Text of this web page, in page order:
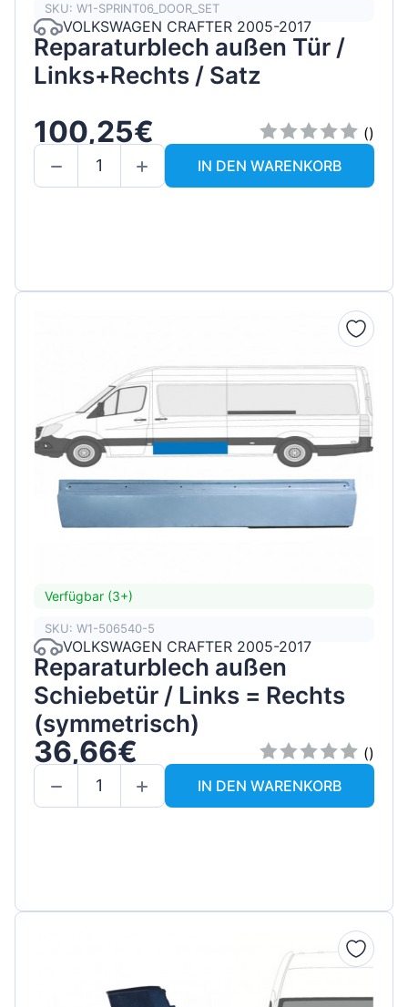
SKU: W1-SPRINT06_DOOR_SET
VOLKSWAGEN CRAFTER 2005-2017
Reparaturblech außen Tür /
Links+Rechts / Satz
100,25€
()
IN DEN WARENKORB
Verfügbar (3+)
SKU: W1-506540-5
VOLKSWAGEN CRAFTER 2005-2017
Reparaturblech außen
Schiebetür / Links = Rechts
(symmetrisch)
36,66€
()
IN DEN WARENKORB